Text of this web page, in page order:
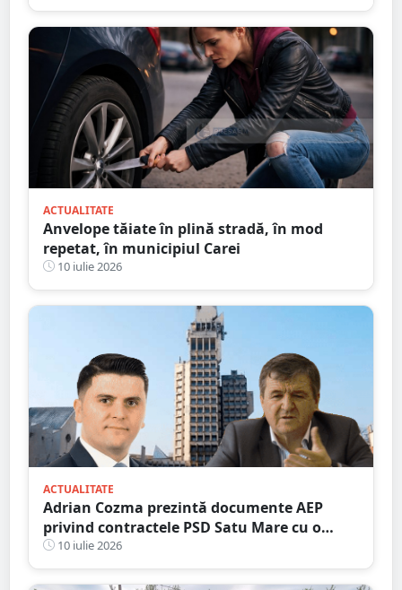
ACTUALITATE
Anvelope tăiate în plină stradă, în mod
repetat, în municipiul Carei
10 iulie 2026
ACTUALITATE
Adrian Cozma prezintă documente AEP
privind contractele PSD Satu Mare cu o
firmă din familia Govor. Valoarea depășește
un milion de lei
10 iulie 2026